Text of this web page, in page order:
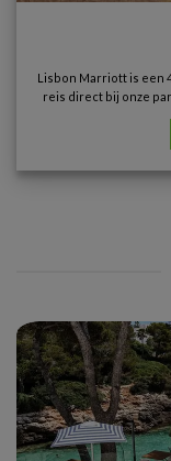
Lisbon Marriott is een
reis direct bij onze